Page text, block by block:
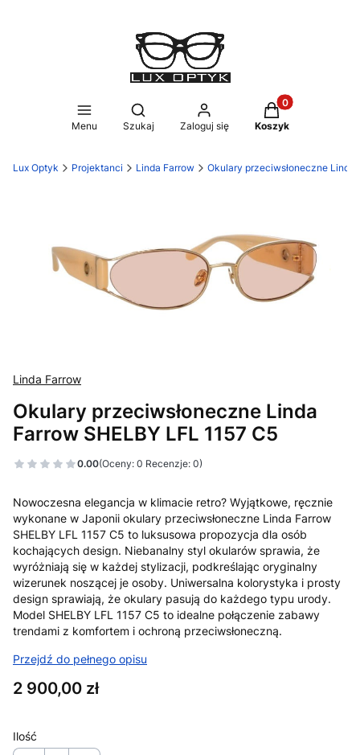
Menu
Otwórz wyszukiwarkę
Szukaj Zaloguj się
Produkty w
Koszyk
Lux Optyk Projektanci Linda Farrow Okulary przeciwsłoneczne Linda
Linda Farrow
Okulary przeciwsłoneczne Linda
Farrow SHELBY LFL 1157 C5
0.00(Oceny: 0 Recenzje: 0)
Nowoczesna elegancja w klimacie retro? Wyjątkowe, ręcznie
wykonane w Japonii okulary przeciwsłoneczne Linda Farrow
SHELBY LFL 1157 C5 to luksusowa propozycja dla osób
kochających design. Niebanalny styl okularów sprawia, że
wyróżniają się w każdej stylizacji, podkreślając oryginalny
wizerunek noszącej je osoby. Uniwersalna kolorystyka i prosty
design sprawiają, że okulary pasują do każdego typu urody.
Model SHELBY LFL 1157 C5 to idealne połączenie zabawy
trendami z komfortem i ochroną przeciwsłoneczną.
Przejdź do pełnego opisu
Cena
2 900,00 zł
Ilość